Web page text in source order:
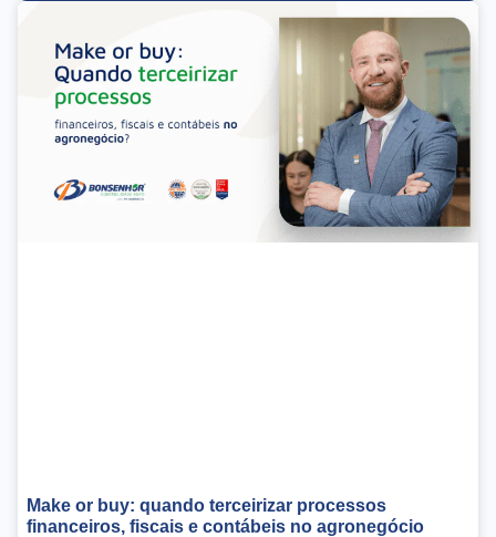
Make or buy: quando terceirizar processos
financeiros, fiscais e contábeis no agronegócio